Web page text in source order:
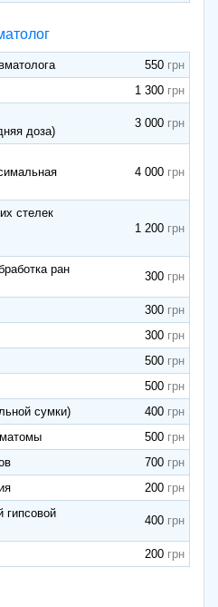
550
1 300
доза)
3 000
4 000
стелек
1 200
ран
300
300
300
500
500
сумки)
400
500
700
200
гипсовой
400
200